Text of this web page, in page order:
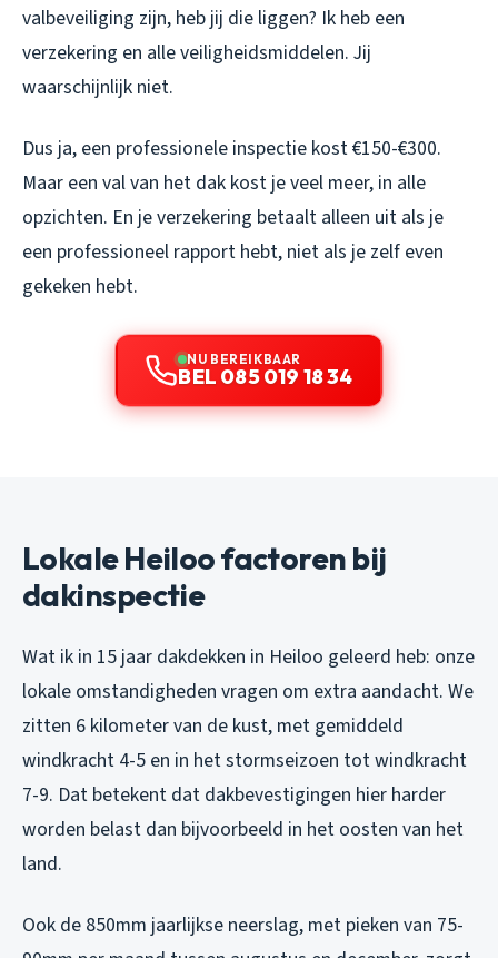
valbeveiliging zijn, heb jij die liggen? Ik heb een
verzekering en alle veiligheidsmiddelen. Jij
waarschijnlijk niet.
Dus ja, een professionele inspectie kost €150-€300.
Maar een val van het dak kost je veel meer, in alle
opzichten. En je verzekering betaalt alleen uit als je
een professioneel rapport hebt, niet als je zelf even
gekeken hebt.
NU BEREIKBAAR
BEL 085 019 18 34
Lokale Heiloo factoren bij
dakinspectie
Wat ik in 15 jaar dakdekken in Heiloo geleerd heb: onze
lokale omstandigheden vragen om extra aandacht. We
zitten 6 kilometer van de kust, met gemiddeld
windkracht 4-5 en in het stormseizoen tot windkracht
7-9. Dat betekent dat dakbevestigingen hier harder
worden belast dan bijvoorbeeld in het oosten van het
land.
Ook de 850mm jaarlijkse neerslag, met pieken van 75-